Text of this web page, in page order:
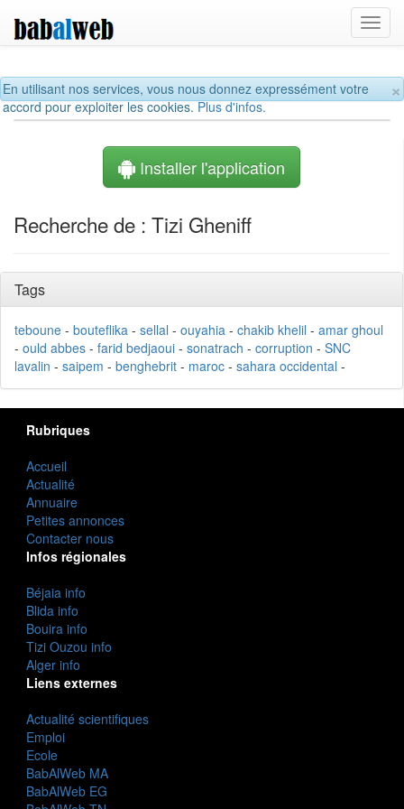
×
En utilisant nos services, vous nous donnez expressément votre
accord pour exploiter les cookies.Plus d'infos.
Installer l'application
Recherche de : Tizi Gheniff
Tags
teboune - bouteflika - sellal - ouyahia - chakib khelil - amar ghoul
- ould abbes - farid bedjaoui - sonatrach - corruption - SNC
lavalin - saipem - benghebrit - maroc - sahara occidental -
Rubriques
Accueil
Actualité
Annuaire
Petites annonces
Contacter nous
Infos régionales
Béjaia info
Blida info
Bouira info
Tizi Ouzou info
Alger info
Liens externes
Actualité scientifiques
Emploi
Ecole
BabAlWeb MA
BabAlWeb EG